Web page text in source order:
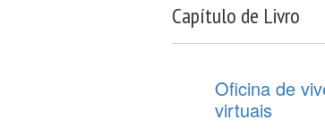
Capítulo de Livro
Oficina de
virtuais